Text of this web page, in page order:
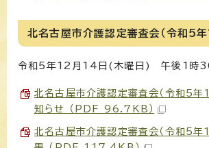
北名古屋市介護認定審査会（令和5
令和5年12月14日(木曜日) 午後1時
北名古屋市介護認定審査会（令和5
知らせ （PDF 96.7KB）
北名古屋市介護認定審査会（令和5